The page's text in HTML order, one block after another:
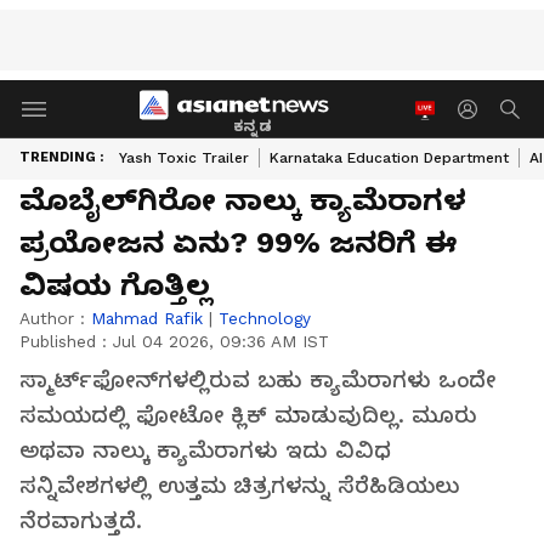
ಕನ್ನಡ
TRENDING : Yash Toxic Trailer Karnataka Education Department
ಮೊಬೈಲ್‌ಗಿರೋ ನಾಲ್ಕು ಕ್ಯಾಮೆರಾಗಳ
ಪ್ರಯೋಜನ ಏನು? 99% ಜನರಿಗೆ ಈ
ವಿಷಯ ಗೊತ್ತಿಲ್ಲ
Author : Mahmad Rafik | Technology
Published : Jul 04 2026, 09:36 AM IST
ಸ್ಮಾರ್ಟ್‌ಫೋನ್‌ಗಳಲ್ಲಿರುವ ಬಹು ಕ್ಯಾಮೆರಾಗಳು ಒಂದೇ
ಸಮಯದಲ್ಲಿ ಫೋಟೋ ಕ್ಲಿಕ್ ಮಾಡುವುದಿಲ್ಲ. ಮೂರು
ಅಥವಾ ನಾಲ್ಕು ಕ್ಯಾಮೆರಾಗಳು ಇದು ವಿವಿಧ
ಸನ್ನಿವೇಶಗಳಲ್ಲಿ ಉತ್ತಮ ಚಿತ್ರಗಳನ್ನು ಸೆರೆಹಿಡಿಯಲು
ನೆರವಾಗುತ್ತದೆ.